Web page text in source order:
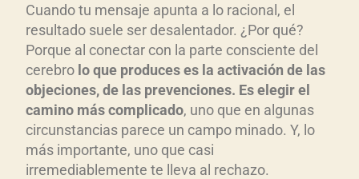
Cuando tu mensaje apunta a lo racional, el
resultado suele ser desalentador. ¿Por qué?
Porque al conectar con la parte consciente del
cerebro lo que produces es la activación de las
objeciones, de las prevenciones. Es elegir el
camino más complicado, uno que en algunas
circunstancias parece un campo minado. Y, lo
más importante, uno que casi
irremediablemente te lleva al rechazo.